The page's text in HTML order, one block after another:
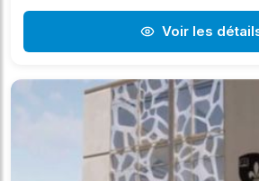
Voir les